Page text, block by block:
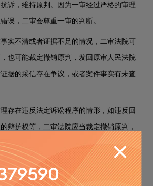
诉，维持原判。因为一审经过严格的审理
误，二审会尊重一审的判断。
实不清或者证据不足的情况，二审法院可
也可能裁定撤销原判，发回原审人民法院
据的采信存在争议，或者案件事实有未查
存在违反法定诉讼程序的情形，如违反回
辩护权等，二审法院应当裁定撤销原判，
审判。
人有新的从轻、减轻情节在二审中被发现或
证明原判决量刑过重，二审法院也可能改